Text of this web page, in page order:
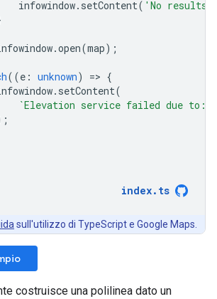
infowindow. setContent( 'No results
.open(map);
((e : unknown) => {
. setContent(
`Elevation service failed due to:
index. ts
sull'utilizzo di TypeScript e Google Maps.
costruisce una polilinea dato un